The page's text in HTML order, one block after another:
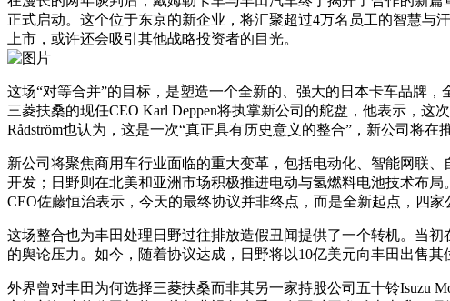
正式启动。这个位于东京的新企业，将汇聚超过4万名员工的智慧与
上市，或许还会吸引其他战略投资者的目光。
这场“对等合并”的目标，是塑造一个全新的、强大的日本卡车品牌
三菱扶桑的现任CEO Karl Deppen将执掌新公司的舵盘，他表示，
Rådström也认为，这是一次“真正具有历史意义的整合”，新公司将在
新公司将聚焦商用车行业面临的重大变革，包括电动化、智能网联
开发；日野则在北美和亚洲市场积极推进电动与氢燃料电池技术布
CEO佐藤恒治表示，今天的最终协议并非终点，而是全新起点，四家
这场整合也为丰田处理日野过往排放造假丑闻提供了一个转机。当
的舆论压力。如今，随着协议达成，日野将以10亿美元向丰田出售
外界曾对丰田为何选择三菱扶桑而非其另一家持股公司五十铃Isuzu